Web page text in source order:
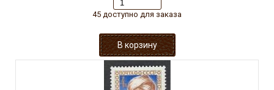
45 доступно для заказа